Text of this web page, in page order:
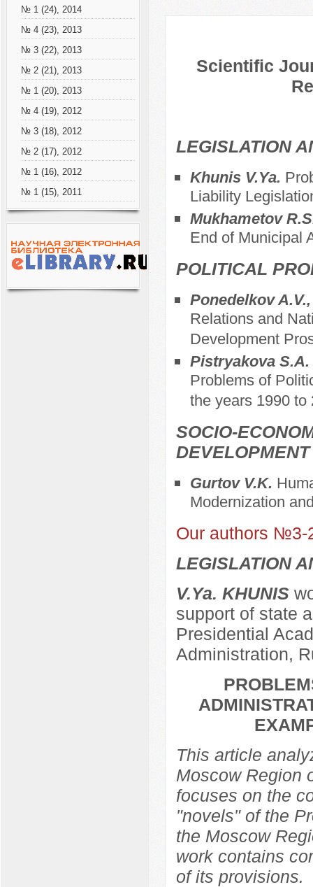
№ 1 (24), 2014
№ 4 (23), 2013
№ 3 (22), 2013
№ 2 (21), 2013
№ 1 (20), 2013
№ 4 (19), 2012
№ 3 (18), 2012
№ 2 (17), 2012
№ 1 (16), 2012
№ 1 (15), 2011
Scientific
LEGISLATION
Khunis V.Ya.
Liability
Mukhametov
End of Municipal
POLITICAL
Ponedelkov
Relations and
Development
Pistryakova S.A.
Problems of
the years 1990 to
SOCIO-
DEVELOPMENT
Gurtov V.K.
Modernization
Our authors №3-
LEGISLATION
V.Ya. KHUNIS
support of state
Presidential
Administration,
This article
Moscow Region
focuses on the
"novels" of the
the Moscow
work contains
of its provisions.